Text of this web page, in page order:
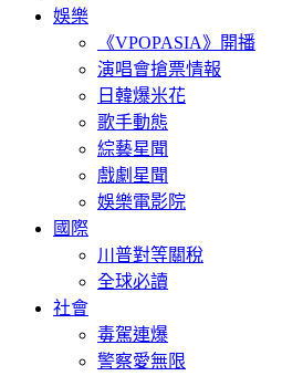
娛樂
《VPOPASIA》開播
演唱會搶票情報
日韓爆米花
歌手動態
綜藝星聞
戲劇星聞
娛樂電影院
國際
川普對等關稅
全球必讀
社會
毒駕連爆
警察愛無限